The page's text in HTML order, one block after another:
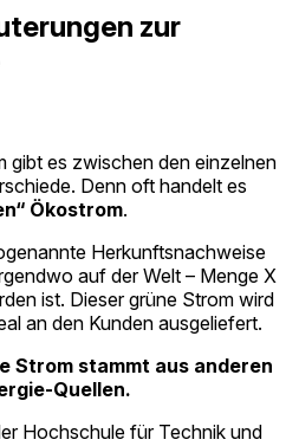
zur
gibt es zwischen den einzelnen
Denn oft handelt es
Ökostrom.
Herkunftsnachweise
auf der Welt – Menge X
ist. Dieser grüne Strom wird
an den Kunden ausgeliefert.
Strom stammt aus anderen
Quellen.
Hochschule für Technik und